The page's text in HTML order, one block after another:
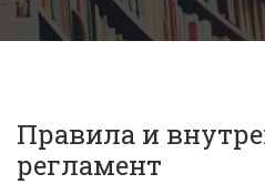
Правила и
регламент